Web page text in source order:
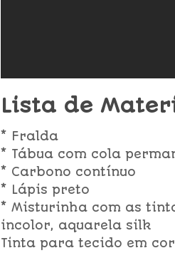
Lista de
* Fralda
* Tábua com cola
* Carbono contínuo
* Lápis preto
* Misturinha com as
incolor, aquarela silk
Tinta para tecido em